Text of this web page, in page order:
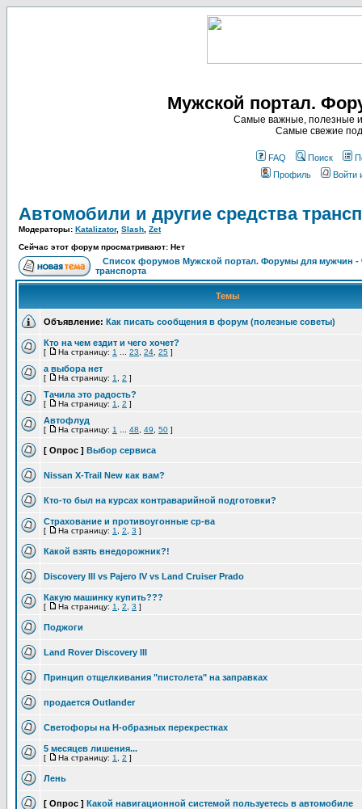
Мужской портал.
Самые важные, полезные и
Самые свежие
FAQ Поиск
Профиль
Войти
Автомобили и другие средства
Модераторы: Katalizator, Slash Zet
Сейчас этот форум просматривают: Нет
Список форумов Мужской портал. Форумы для мужчин -
транспорта
Темы
Объявление: Как писать сообщения в форум (полезные советы)
Кто на чем ездит и чего хочет?
[ На страницу: 1 23 24 25 ]
а выбора нет
[ На страницу: 1 2 ]
Тачила это радость?
[ На страницу: 1 2 ]
Автофлуд
[ На страницу: 1 48 49 50 ]
[ Опрос ] Выбор сервиса
Nissan X-Trail New как вам?
Кто-то был на курсах контраварийной подготовки?
Страхование и противоугонные ср-ва
[ На страницу: 1 2 3 ]
Какой взять внедорожник?!
Discovery III vs Pajero IV vs Land Cruiser Prado
Какую машинку купить???
[ На страницу: 1 2 3 ]
Поджоги
Land Rover Discovery III
Принцип отщелкивания "пистолета" на заправках
продается Outlander
Светофоры на Н-образных перекрестках
5 месяцев лишения...
[ На страницу: 1 2 ]
Лень
[ Опрос ] Какой навигационной системой пользуетесь в автомобиле